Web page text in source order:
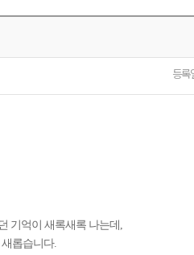
등록
기억이 새록새록 나는데,
롭습니다.